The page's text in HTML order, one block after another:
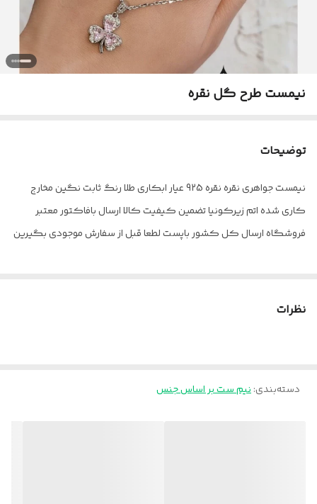
نیمست طرح گل نقره
توضیحات
نیمست جواهری نقره نقره 925 عیار ابکاری طلا رنگ ثابت نگین مخارج
کاری شده اتم زیرکونیا تضمین کیفیت کالا ارسال بافاکتور معتبر
فروشگاه ارسال کل کشور باپست لطعا قبل از سفارش موجودی بگیرین
نظرات
دسته‌بندی:نیم ست بر اساس جنس